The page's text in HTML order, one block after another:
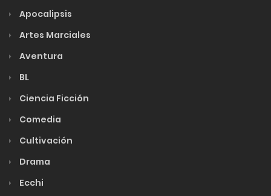
Apocalipsis
Artes Marciales
Aventura
BL
Ciencia Ficción
Comedia
Cultivación
Drama
Ecchi